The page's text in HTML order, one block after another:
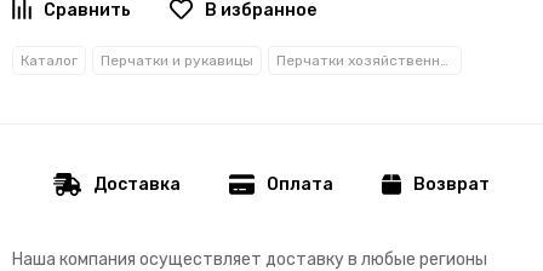
В избранное
Каталог Перчатки и рукавицы Перчатки хозяйственные, латексные
Доставка Оплата Возврат
Наша компания осуществляет доставку в любые регионы